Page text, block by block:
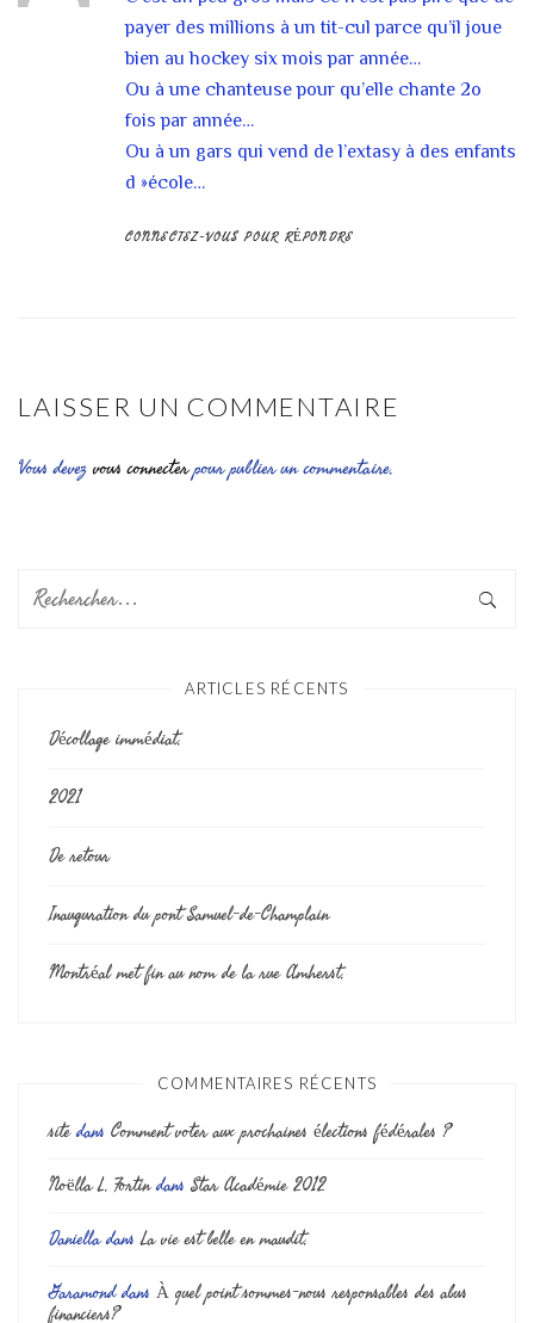
payer des millions à un tit-cul parce qu’il joue
bien au hockey six mois par année…
Ou à une chanteuse pour qu’elle chante 2o
fois par année…
Ou à un gars qui vend de l’extasy à des enfants
d »école…
CONNECTEZ-VOUS POUR RÉPONDRE
LAISSER UN COMMENTAIRE
Vous devezvous connecterpour publier un commentaire.
ARTICLES RÉCENTS
Décollage immédiat.
2021
De retour
Inauguration du pont Samuel-de-Champlain
Montréal met fin au nom de la rue Amherst.
COMMENTAIRES RÉCENTS
sitedans Comment voter aux prochaines élections fédérales ?
Noëlla L. FortindansStar Académie 2012
DanielladansLa vie est belle en maudit.
Garamonddans À quel point sommes-nous responsables des abus
financiers?